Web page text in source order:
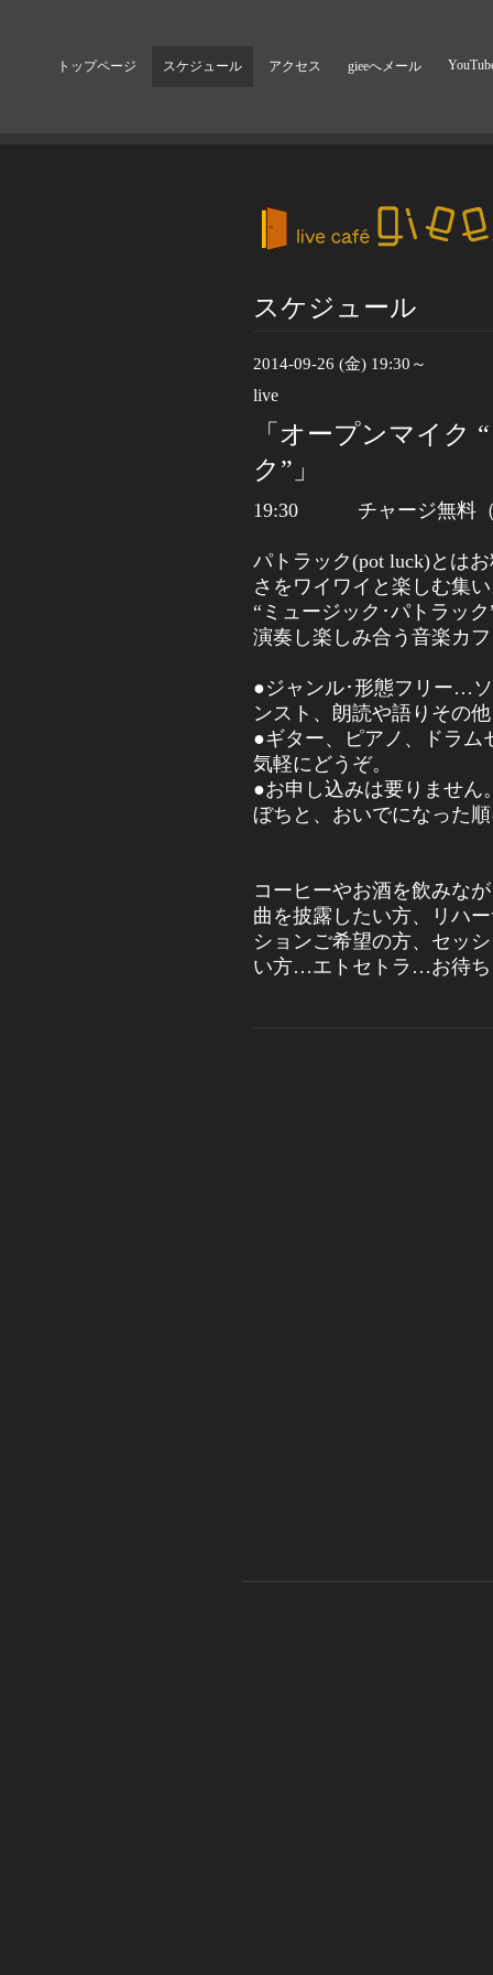
トップページ スケジュール アクセス gieeへメール
スケジュール
2014-09-26 (金) 19:30～
live
「オープンマイク
ク”」
19:30 チャージ無料
パトラック(pot luck)とは
さをワイワイと楽しむ集
“ミュージック･パトラッ
演奏し楽しみ合う音楽カ
●ジャンル･形態フリー…
ンスト、朗読や語りその
●ギター、ピアノ、ドラム
気軽にどうぞ。
●お申し込みは要りません
ぼちと、おいでになった
コーヒーやお酒を飲みな
曲を披露したい方、リハ
ションご希望の方、セッ
い方…エトセトラ…お待ち